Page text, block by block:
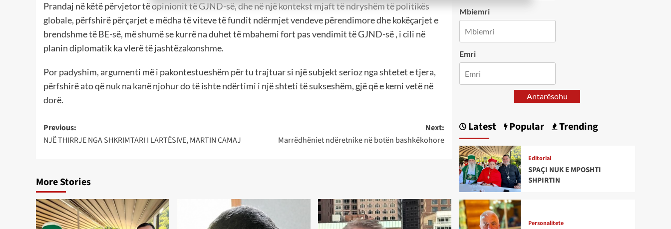
Prandaj në këtë përvjetor të opinionit të GJND-së, dhe në një kontekst mjaft të ndryshëm të politikës
globale, përfshirë përçarjet e mëdha të viteve të fundit ndërmjet vendeve përendimore dhe kokëçarjet e
brendshme të BE-së, më shumë se kurrë na duhet të mbahemi fort pas vendimit të GJND-së , i cili në
planin diplomatik ka vlerë të jashtëzakonshme.
Por padyshim, argumenti më i pakontestueshëm për tu trajtuar si një subjekt serioz nga shtetet e tjera,
përfshirë ato që nuk na kanë njohur do të ishte ndërtimi i një shteti të sukseshëm, gjë që e kemi vetë në
dorë.
Post
navigation
Previous:
NJË THIRRJE NGA SHKRIMTARI I LARTËSIVE, MARTIN CAMAJ
Next:
Marrëdhëniet ndëretnike në botën bashkëkohore
More Stories
Mbiemri
Emri
Antarësohu
Latest Popular Trending
Editorial
SPAÇI NUK E MPOSHTI
SHPIRTIN
Personalitete